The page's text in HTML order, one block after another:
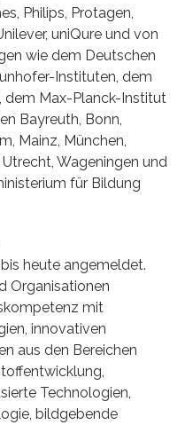
Philips, Protagen,
uniQure und von
wie dem Deutschen
Instituten, dem
Max-Planck-Institut
Bayreuth, Bonn,
Mainz, München,
Wageningen und
für Bildung
heute angemeldet.
Organisationen
mit
innovativen
aus den Bereichen
Technologien,
bildgebende